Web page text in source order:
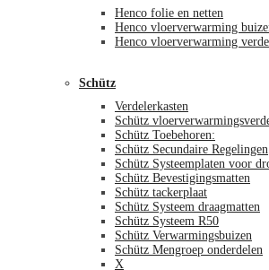
Henco folie en netten
Henco vloerverwarming
Henco vloerverwarming
Schütz
Verdelerkasten
Schütz
Schütz Toebehoren:
Schütz Secundaire Regelingen
Schütz Systeemplaten voor
Schütz Bevestigingsmatten
Schütz tackerplaat
Schütz Systeem draagmatten
Schütz Systeem R50
Schütz Verwarmingsbuizen
Schütz Mengroep onderdelen
X